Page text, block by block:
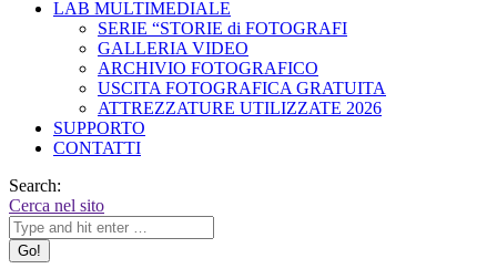
LAB MULTIMEDIALE
SERIE “STORIE di FOTOGRAFI
GALLERIA VIDEO
ARCHIVIO FOTOGRAFICO
USCITA FOTOGRAFICA GRATUITA
ATTREZZATURE UTILIZZATE 2026
SUPPORTO
CONTATTI
Search:
Cerca nel sito